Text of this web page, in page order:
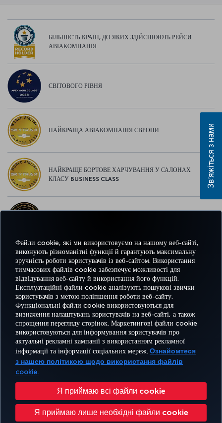
Файли cookie, які ми використовуємо на нашому веб-сайті,
виконують різноманітні функції й гарантують максимальну
зручність роботи користувачів із веб-сайтом. Використання
тимчасових файлів cookie забезпечує можливості для
відвідування веб-сайту й використання його функцій.
Експлуатаційні файли cookie аналізують пошукові звички
користувачів з метою поліпшення роботи веб-сайту.
Функціональні файли cookie використовуються для
визначення налаштувань користувачів на веб-сайті, а також
спрощення перегляду сторінок. Маркетингові файли cookie
використовуються для інформування користувачів про
актуальні рекламні кампанії з використанням рекламної
інформації та інформації соціальних мереж.Ознайомтеся
з нашею політикою щодо використання файлів
cookie.
Я приймаю всі файли cookie
Я приймаю лише необхідні файли cookie
БІЛЬШІСТЬ КРАЇН, ДО ЯКИХ ЗДІЙСНЮЮТЬ РЕЙСИ
АВІАКОМПАНІЯ
СВІТОВОГО РІВНЯ
НАЙКРАЩА АВІАКОМПАНІЯ ЄВРОПИ
НАЙКРАЩЕ БОРТОВЕ ХАРЧУВАННЯ У САЛОНАХ
КЛАСУ BUSINESS CLASS
НАЙКРАЩИЙ WI-FI У ЄВРОПІ
Facebook
TwitterInstagram
YouTubeLinkedIn
TiktokБлогPinterest
БРОНЮВАННЯ
ТА КЕРУВАННЯ
БРОНЮВАННЯМ
ВРАЖЕННЯ
ПРОПОЗИЦІЇ
ДОВІДКА
Політика конфіденційності та використання файлів cookie
Права пасажирів Змінити налаштування файлів cookie
План обслуговування клієнтів Міністерства транспорту США Права суб'єктів даних ЄС
Зв’яжіться з нами